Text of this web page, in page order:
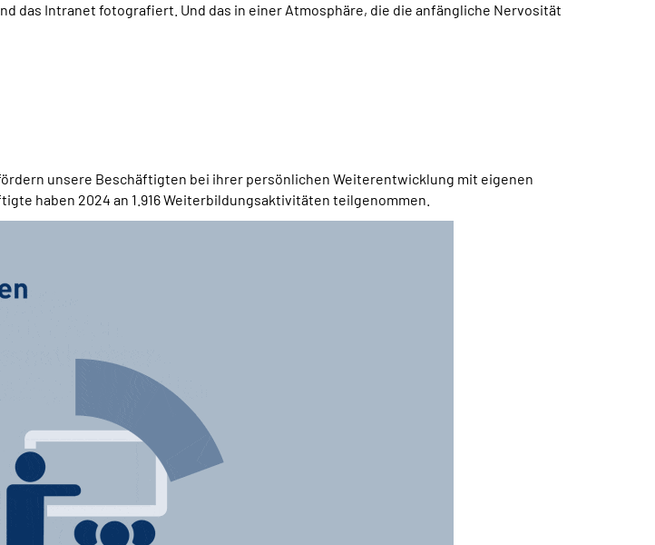
das Intranet fotografiert. Und das in einer Atmosphäre, die die anfängliche Nervosität
unsere Beschäftigten bei ihrer persönlichen Weiterentwicklung mit eigenen
haben 2024 an 1.916 Weiterbildungsaktivitäten teilgenommen.